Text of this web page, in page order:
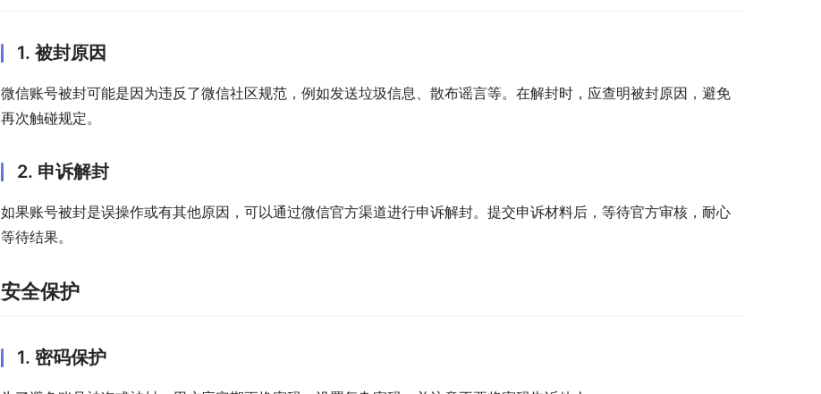
1. 被封原因
微信账号被封可能是因为违反了微信社区规范，例如发送垃圾信息、散布谣言等。在解封时，应查明被封原因，避免
再次触碰规定。
2. 申诉解封
如果账号被封是误操作或有其他原因，可以通过微信官方渠道进行申诉解封。提交申诉材料后，等待官方审核，耐心
等待结果。
安全保护
1. 密码保护